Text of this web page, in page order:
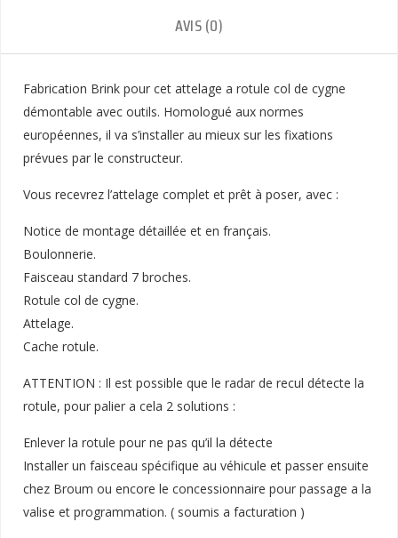
AVIS (0)
Fabrication Brink pour cet attelage a rotule col de cygne
démontable avec outils. Homologué aux normes
européennes, il va s’installer au mieux sur les fixations
prévues par le constructeur.
Vous recevrez l’attelage complet et prêt à poser, avec :
Notice de montage détaillée et en français.
Boulonnerie.
Faisceau standard 7 broches.
Rotule col de cygne.
Attelage.
Cache rotule.
ATTENTION : Il est possible que le radar de recul détecte la
rotule, pour palier a cela 2 solutions :
Enlever la rotule pour ne pas qu’il la détecte
Installer un faisceau spécifique au véhicule et passer ensuite
chez Broum ou encore le concessionnaire pour passage a la
valise et programmation. ( soumis a facturation )